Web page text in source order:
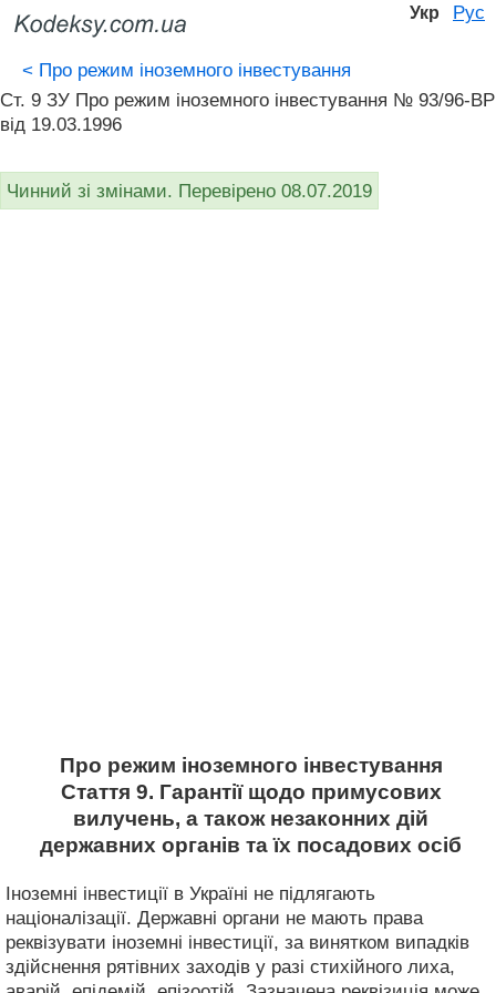
Укр Рус
< Про режим іноземного інвестування
Ст. 9 ЗУ Про режим іноземного інвестування № 93/96-ВР
від 19.03.1996
Чинний зі змінами. Перевірено 08.07.2019
Про режим іноземного інвестування
Стаття 9. Гарантії щодо примусових
вилучень, а також незаконних дій
державних органів та їх посадових осіб
Іноземні інвестиції в Україні не підлягають
націоналізації. Державні органи не мають права
реквізувати іноземні інвестиції, за винятком випадків
здійснення рятівних заходів у разі стихійного лиха,